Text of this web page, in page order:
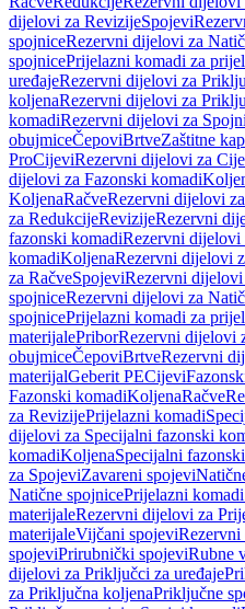
dijelovi za RevizijeSpojevi
spojniceRezervni dijelovi za
spojnicePrijelazni komadi za
uređajeRezervni dijelovi za
koljenaRezervni dijelovi za
komadiRezervni dijelovi za
obujmiceČepoviBrtveZaštitne
ProCijeviRezervni dijelovi za
dijelovi za Fazonski komadi
KoljenaRačveRezervni dijelovi
za RedukcijeRevizijeRezervni
fazonski komadiRezervni dijelovi
komadiKoljenaRezervni dijelovi
za RačveSpojeviRezervni
spojniceRezervni dijelovi za
spojnicePrijelazni komadi za
materijalePriborRezervni dijelovi
obujmiceČepoviBrtveRezervni
materijalGeberit PECijevi
Fazonski komadiKoljenaRačve
za RevizijePrijelazni komadi
dijelovi za Specijalni fazonski
komadiKoljenaSpecijalni
za SpojeviZavareni spojevi
Natične spojnicePrijelazni
materijaleRezervni dijelovi za
materijaleVijčani spojevi
spojeviPrirubnički spojeviRubne
dijelovi za Priključci za uređaje
za Priključna koljenaPriključne